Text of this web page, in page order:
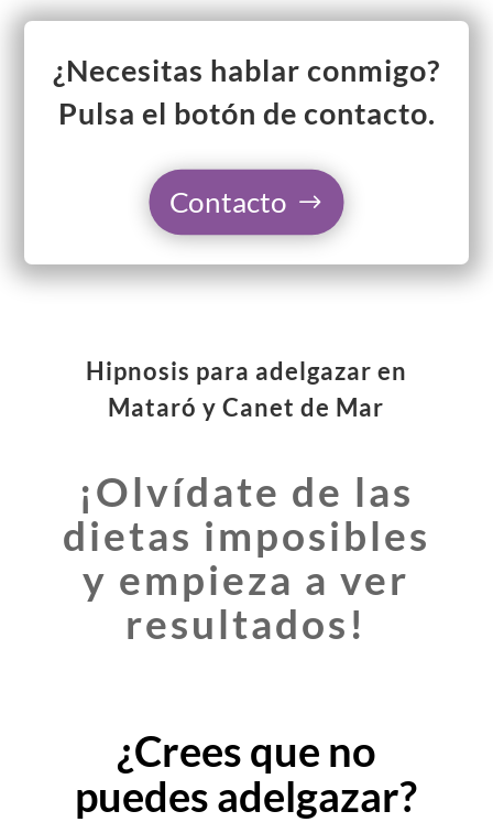
¿Necesitas hablar conmigo?
Pulsa el botón de contacto.
Contacto
Hipnosis para adelgazar en
Mataró y Canet de Mar
¡Olvídate de las
dietas imposibles
y empieza a ver
resultados!
¿Crees que no
puedes adelgazar?